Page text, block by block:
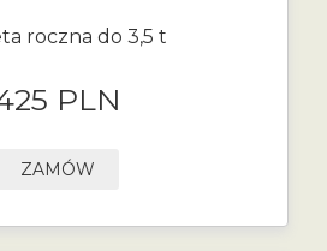
roczna do 3,5 t
PLN
ZAMÓW